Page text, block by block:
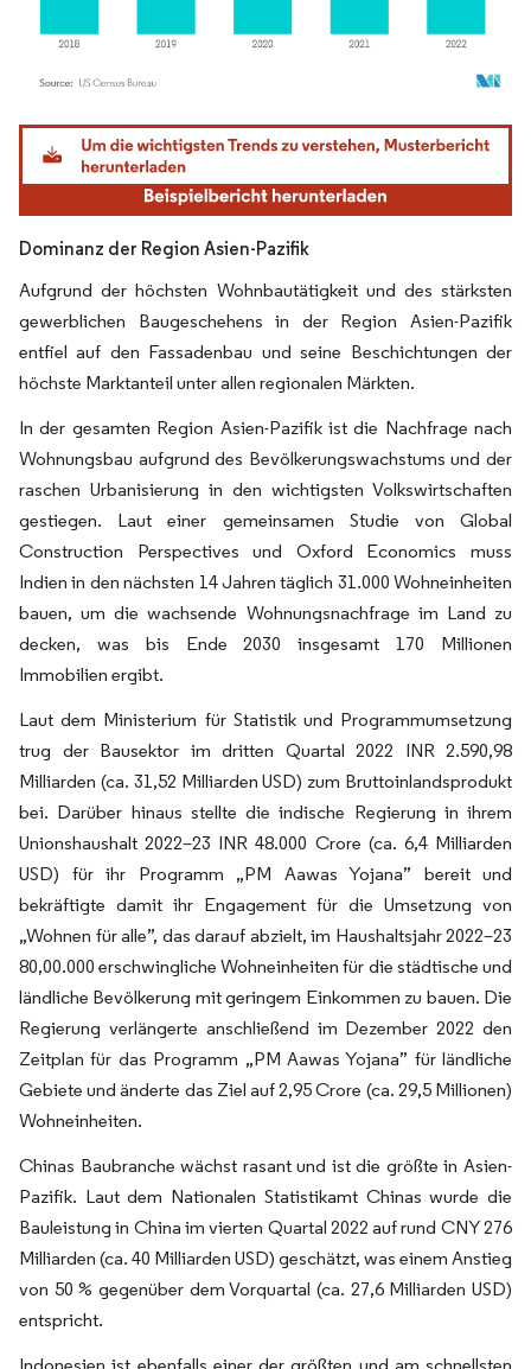
Bild © Mordor Intelligence. Wiederverwendung erfordert Namensnennung gemäß
Dominanz der Region Asien-Pazifik
Aufgrund der höchsten Wohnbautätigkeit und des stärksten
gewerblichen Baugeschehens in der Region Asien-Pazifik
entfiel auf den Fassadenbau und seine Beschichtungen der
höchste Marktanteil unter allen regionalen Märkten.
In der gesamten Region Asien-Pazifik ist die Nachfrage nach
Wohnungsbau aufgrund des Bevölkerungswachstums und der
raschen Urbanisierung in den wichtigsten Volkswirtschaften
gestiegen. Laut einer gemeinsamen Studie von Global
Construction Perspectives und Oxford Economics muss
Indien in den nächsten 14 Jahren täglich 31.000 Wohneinheiten
bauen, um die wachsende Wohnungsnachfrage im Land zu
decken, was bis Ende 2030 insgesamt 170 Millionen
Immobilien ergibt.
Laut dem Ministerium für Statistik und Programmumsetzung
trug der Bausektor im dritten Quartal 2022 INR 2.590,98
Milliarden (ca. 31,52 Milliarden USD) zum Bruttoinlandsprodukt
bei. Darüber hinaus stellte die indische Regierung in ihrem
Unionshaushalt 2022–23 INR 48.000 Crore (ca. 6,4 Milliarden
USD) für ihr Programm „PM Aawas Yojana” bereit und
bekräftigte damit ihr Engagement für die Umsetzung von
„Wohnen für alle”, das darauf abzielt, im Haushaltsjahr 2022–23
80,00.000 erschwingliche Wohneinheiten für die städtische und
ländliche Bevölkerung mit geringem Einkommen zu bauen. Die
Regierung verlängerte anschließend im Dezember 2022 den
Zeitplan für das Programm „PM Aawas Yojana” für ländliche
Gebiete und änderte das Ziel auf 2,95 Crore (ca. 29,5 Millionen)
Wohneinheiten.
Chinas Baubranche wächst rasant und ist die größte in Asien-
Pazifik. Laut dem Nationalen Statistikamt Chinas wurde die
Bauleistung in China im vierten Quartal 2022 auf rund CNY 276
Milliarden (ca. 40 Milliarden USD) geschätzt, was einem Anstieg
von 50 % gegenüber dem Vorquartal (ca. 27,6 Milliarden USD)
entspricht.